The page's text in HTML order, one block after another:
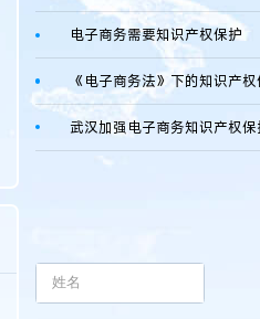
电子商务需要知识产权保护
《电子商务法》下的知识产权
武汉加强电子商务知识产权保